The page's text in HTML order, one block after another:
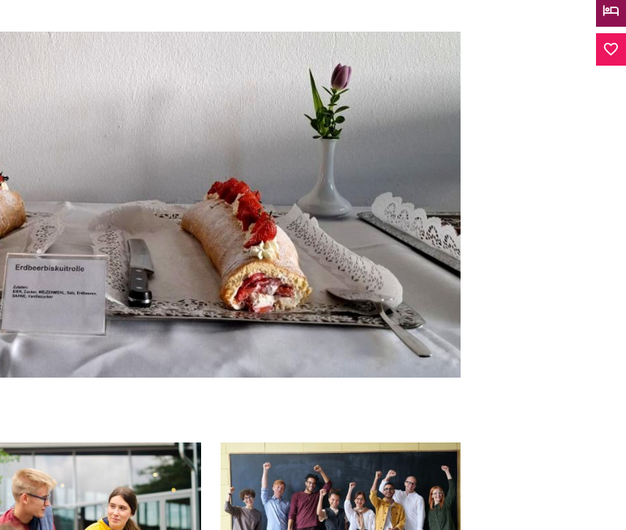
hotel
favorite_border